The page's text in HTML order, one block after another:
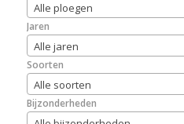
Alle ploegen
Jaren
Alle jaren
Soorten
Alle soorten
Bijzonderheden